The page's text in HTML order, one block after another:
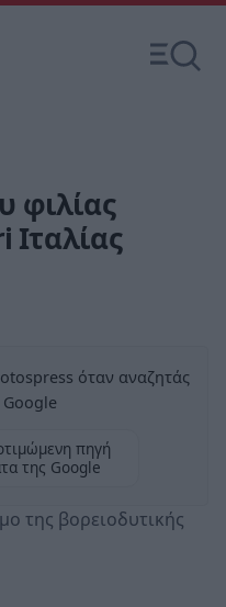
φιλίας
Ιταλίας
όταν αναζητάς
Google
πηγή
της Google
της βορειοδυτικής